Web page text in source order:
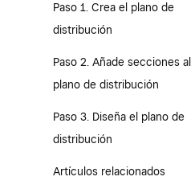
Paso 1. Crea el plano de
distribución
Paso 2. Añade secciones al
plano de distribución
Paso 3. Diseña el plano de
distribución
Artículos relacionados